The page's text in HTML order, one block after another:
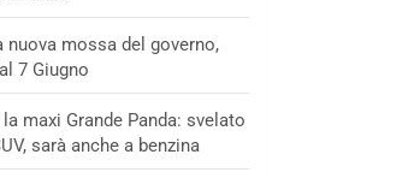
nuova mossa del governo,
7 Giugno
maxi Grande Panda: svelato
sarà anche a benzina